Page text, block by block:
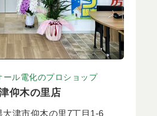
ール電化のプロショップ
仰木の里店
大津市仰木の里7丁目1-6